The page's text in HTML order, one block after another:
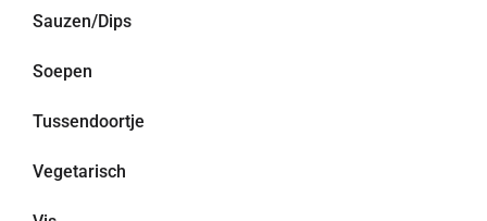
Sauzen/Dips
Soepen
Tussendoortje
Vegetarisch